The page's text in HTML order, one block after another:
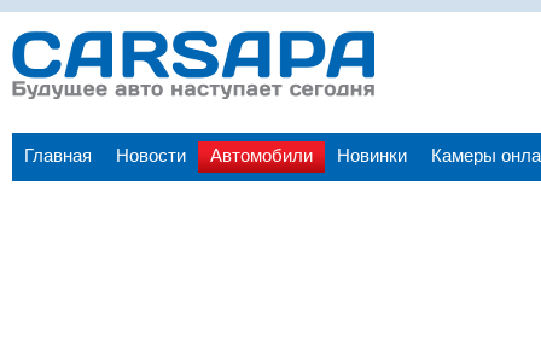
Главная Новости Автомобили Новинки Камеры